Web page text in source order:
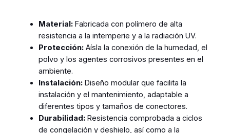
Material:Fabricada con polímero de alta
resistencia a la intemperie y a la radiación UV.
Protección:Aísla la conexión de la humedad, el
polvo y los agentes corrosivos presentes en el
ambiente.
Instalación:Diseño modular que facilita la
instalación y el mantenimiento, adaptable a
diferentes tipos y tamaños de conectores.
Durabilidad:Resistencia comprobada a ciclos
de congelación y deshielo, así como a la